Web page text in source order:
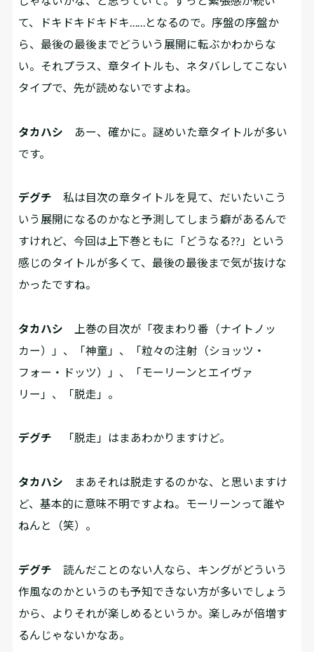
て、ドキドキドキドキ……となるので。序盤の序盤か
ら、最後の最後までどういう展開に転ぶかわからな
い。それプラス、章タイトルも、ネタバレしてこない
タイプで、先が読めないですよね。
タカハシ あー、確かに。謎めいた章タイトルが多い
です。
デグチ 私は目次の章タイトルを見て、だいたいこう
いう展開になるのかなと予測してしまう癖があるんで
すけれど、今回は上下巻ともに「どうなる??」という
感じのタイトルが多くて、最後の最後まで気が抜けな
かったですね。
タカハシ 上巻の目次が「夜まわり番（ナイトノッ
カー）」、「神童」、「粒々の注射（ショッツ・
フォー・ドッツ）」、「モーリーンとエイヴァ
リー」、「脱走」。
デグチ 「脱走」はまあわかりますけど。
タカハシ まあそれは脱走するのかな、と思いますけ
ど、基本的に意味不明ですよね。モーリーンって誰や
ねんと（笑）。
デグチ 読んだことのない人なら、キングがどういう
作風なのかというのも予知できない方が多いでしょう
から、よりそれが楽しめるというか。楽しみが倍増す
るんじゃないかなあ。